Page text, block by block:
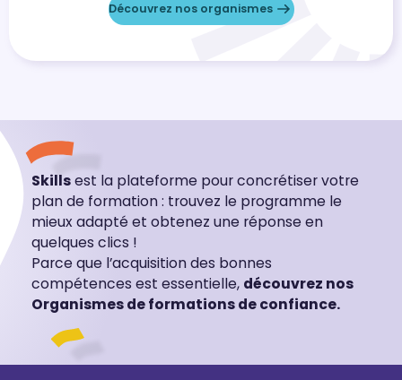
Découvrez nos organismes
Skillsest la plateforme pour concrétiser votre
plan de formation : trouvez le programme le
mieux adapté et obtenez une réponse en
quelques clics !
Parce que l’acquisition des bonnes
compétences est essentielle, découvrez nos
Organismes de formations de confiance.